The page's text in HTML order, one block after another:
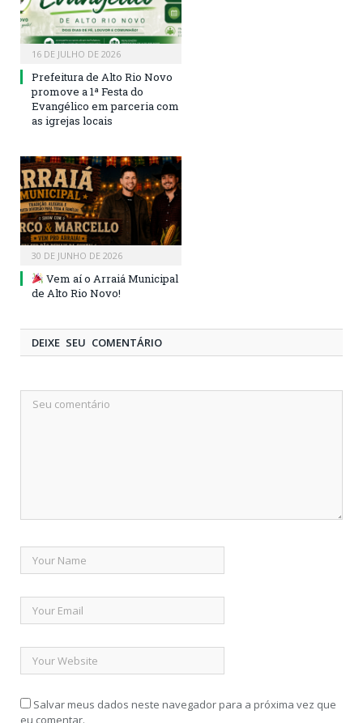
16 DE JULHO DE 2026
Prefeitura de Alto Rio Novo
promove a 1ª Festa do
Evangélico em parceria com
as igrejas locais
30 DE JUNHO DE 2026
Vem aí o Arraiá Municipal
de Alto Rio Novo!
DEIXE SEU COMENTÁRIO
Salvar meus dados neste navegador para a próxima vez que
eu comentar.